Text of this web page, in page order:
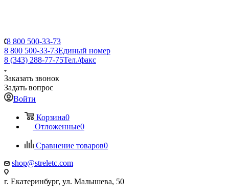
8 800 500-33-73
8 800 500-33-73Единый номер
8 (343) 288-77-75Тел./факс
Заказать звонок
Задать вопрос
Войти
Корзина0
Отложенные0
Сравнение товаров0
shop@streletc.com
г. Екатеринбург, ул. Малышева, 50